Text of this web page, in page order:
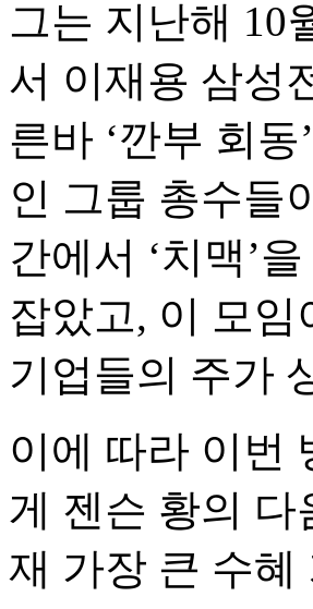
그는 지난해 10
서 이재용 삼성
른바 ‘깐부 회
인 그룹 총수들
간에서 ‘치맥’
잡았고, 이 모
기업들의 주가
이에 따라 이번
게 젠슨 황의
재 가장 큰 수혜